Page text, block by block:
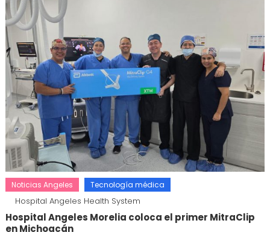
Noticias Angeles Tecnología médica
Hospital Angeles Health System
Hospital Angeles Morelia coloca el primer MitraClip
en Michoacán